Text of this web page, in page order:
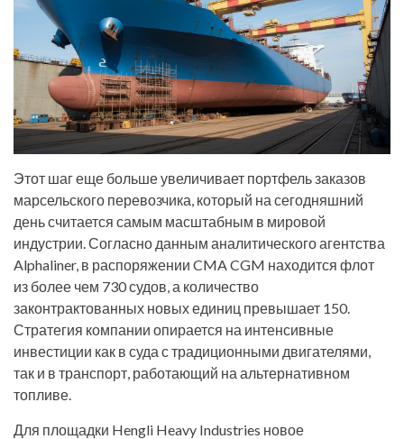
Этот шаг еще больше увеличивает портфель заказов
марсельского перевозчика, который на сегодняшний
день считается самым масштабным в мировой
индустрии. Согласно данным аналитического агентства
Alphaliner, в распоряжении CMA CGM находится флот
из более чем 730 судов, а количество
законтрактованных новых единиц превышает 150.
Стратегия компании опирается на интенсивные
инвестиции как в суда с традиционными двигателями,
так и в транспорт, работающий на альтернативном
топливе.
Для площадки Hengli Heavy Industries новое